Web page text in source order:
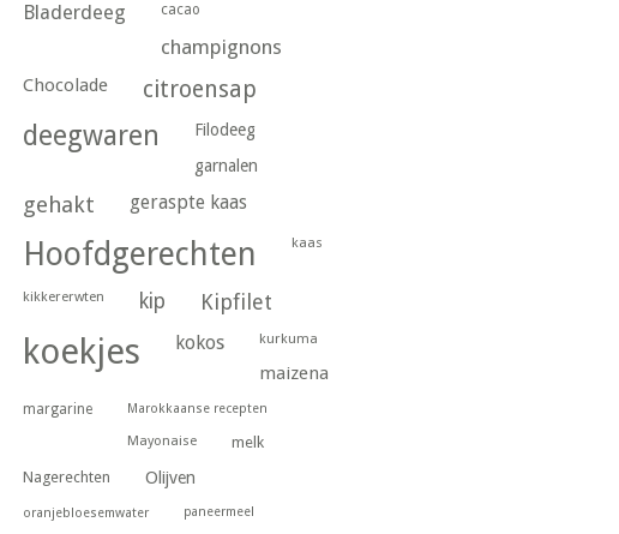
Bladerdeeg cacao
champignons
Chocolade citroensap
deegwaren
Filodeeg
garnalen
gehakt geraspte kaas
Hoofdgerechten kaas
kikkererwten kip Kipfilet
koekjes kokos kurkuma
maizena
margarine Marokkaanse recepten
Mayonaise
melk
Nagerechten
Olijven
oranjebloesemwater paneermeel